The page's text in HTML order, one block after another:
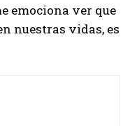
emociona ver que
nuestras vidas, es